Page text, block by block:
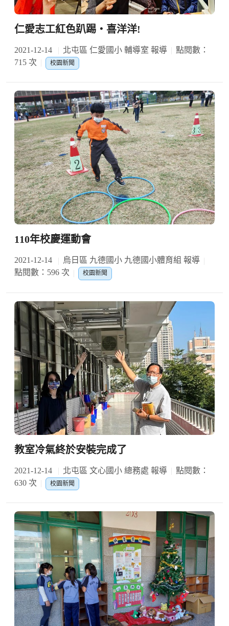
仁愛志工紅色趴踢‧喜洋洋!
2021-12-14 北屯區 仁愛國小 輔導室 報導
點閱數：
715 次
校園新聞
110年校慶運動會
2021-12-14
烏日區 九德國小 九德國小體育組 報導
點閱數：596 次
校園新聞
教室冷氣終於安裝完成了
2021-12-14 北屯區 文心國小 總務處 報導
點閱數：
630 次
校園新聞